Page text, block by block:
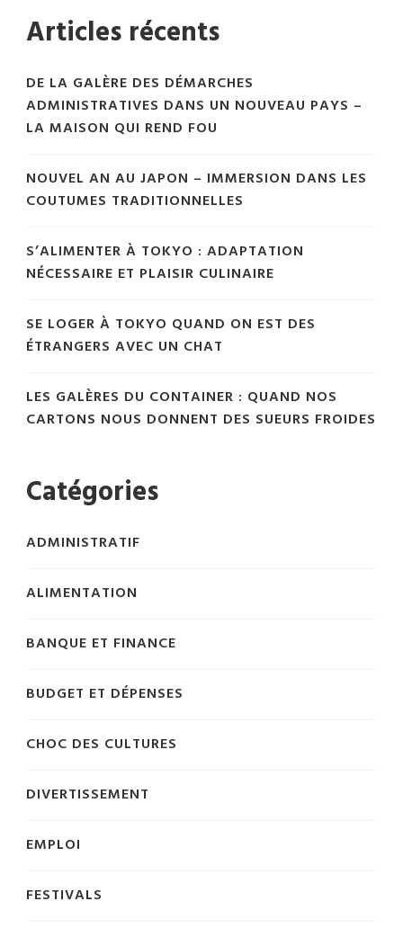
Articles récents
DE LA GALÈRE DES DÉMARCHES
ADMINISTRATIVES DANS UN NOUVEAU PAYS –
LA MAISON QUI REND FOU
NOUVEL AN AU JAPON – IMMERSION DANS LES
COUTUMES TRADITIONNELLES
S’ALIMENTER À TOKYO : ADAPTATION
NÉCESSAIRE ET PLAISIR CULINAIRE
SE LOGER À TOKYO QUAND ON EST DES
ÉTRANGERS AVEC UN CHAT
LES GALÈRES DU CONTAINER : QUAND NOS
CARTONS NOUS DONNENT DES SUEURS FROIDES
Catégories
ADMINISTRATIF
ALIMENTATION
BANQUE ET FINANCE
BUDGET ET DÉPENSES
CHOC DES CULTURES
DIVERTISSEMENT
EMPLOI
FESTIVALS